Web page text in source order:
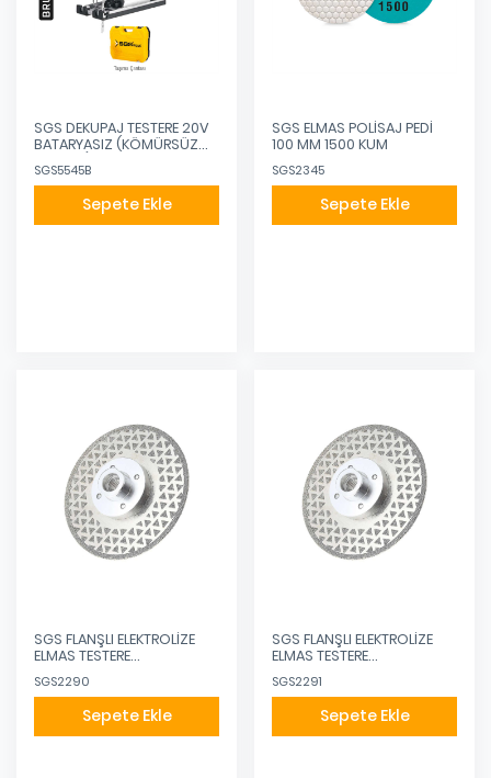
SGS DEKUPAJ TESTERE 20V
BATARYASIZ (KÖMÜRSÜZ
SGS5545B
Sepete Ekle
SGS ELMAS POLİSAJ PEDİ
100 MM 1500 KUM
SGS2345
Sepete Ekle
SGS FLANŞLI ELEKTROLİZE
ELMAS TESTERE
SGS2290
Sepete Ekle
SGS FLANŞLI ELEKTROLİZE
ELMAS TESTERE
SGS2291
Sepete Ekle